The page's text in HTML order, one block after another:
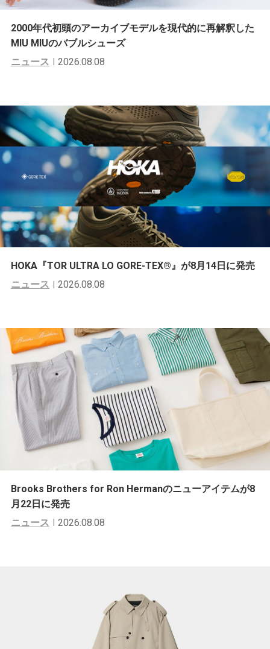
2000年代初頭のアーカイブモデルを現代的に再解釈した
MIU MIUのバブルシューズ
ニュース
2026.08.08
HOKA『TOR ULTRA LO GORE-TEX®︎』が8月14日に発売
ニュース
2026.08.08
Brooks Brothers for Ron Hermanのニューアイテムが8
月22日に発売
ニュース
2026.08.08